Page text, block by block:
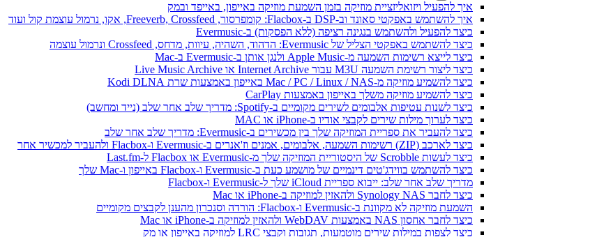
איך להפעיל ויזואליזציית מוזיקה בזמן השמעת מוזיקה באייפון, באייפד ובמק
איך להשתמש באפקטי סאונד וב-DSP ב-Flacbox: קומפרסור, Freeverb, Crossfeed, אקו, נרמול עוצמת קול ועוד
כיצד להפעיל ולהשתמש בנגינה רציפה (ללא הפסקות) ב-Evermusic
כיצד להשתמש באפקטי הצליל של Evermusic: הדהוד, השהיה, עיוות, מדחס, Crossfeed ונרמול עוצמה
כיצד לייצא רשימות השמעה מ-Apple Music ולנגן אותן ב-Evermusic ב-Mac
כיצד ליצור רשימת השמעה M3U עבור Internet Archive או Live Music Archive
כיצד להשמיע מוזיקה מ-Mac / PC / Linux / NAS באייפון באמצעות שרת Kodi DLNA
כיצד להשמיע מוזיקה משלך באייפון באמצעות CarPlay
כיצד לשנות עטיפות אלבומים לשירים מקומיים ב-Spotify: מדריך שלב אחר שלב (נייד ומחשב)
כיצד לערוך מילות שירים לקבצי אודיו ב-iPhone או MAC
כיצד להעביר את ספריית המוזיקה שלך בין מכשירים ב-Evermusic: מדריך שלב אחר שלב
כיצד לארכב (ZIP) רשימות השמעה, אלבומים, אמנים וז'אנרים ב-Evermusic ו-Flacbox ולהעביר למכשיר אחר
כיצד לעשות Scrobble של היסטוריית המוזיקה שלך מ-Evermusic או Flacbox ל-Last.fm
כיצד להשתמש בווידג'טים דינמיים של מושמע כעת ב-Evermusic ו-Flacbox באייפון ו-Mac שלך
מדריך שלב אחר שלב: ייבוא ספריית iCloud שלך ל-Evermusic ו-Flacbox
כיצד לחבר Synology NAS ולהאזין למוזיקה ב-iPhone או Mac
השמעת מוזיקה לא מקוונת ב-Evermusic ו-Flacbox: הורדה וסנכרון מהענן לקבצים מקומיים
כיצד לחבר אחסון NAS באמצעות WebDAV ולהאזין למוזיקה ב-iPhone או Mac
כיצד לצפות במילות שירים מוטמעות, תגובות וקבצי LRC למוזיקה באייפון או מק